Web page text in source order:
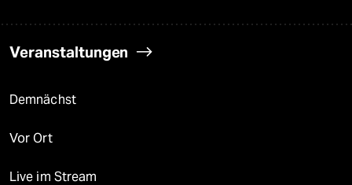
Veranstaltungen
Demnächst
Vor Ort
Live im Stream